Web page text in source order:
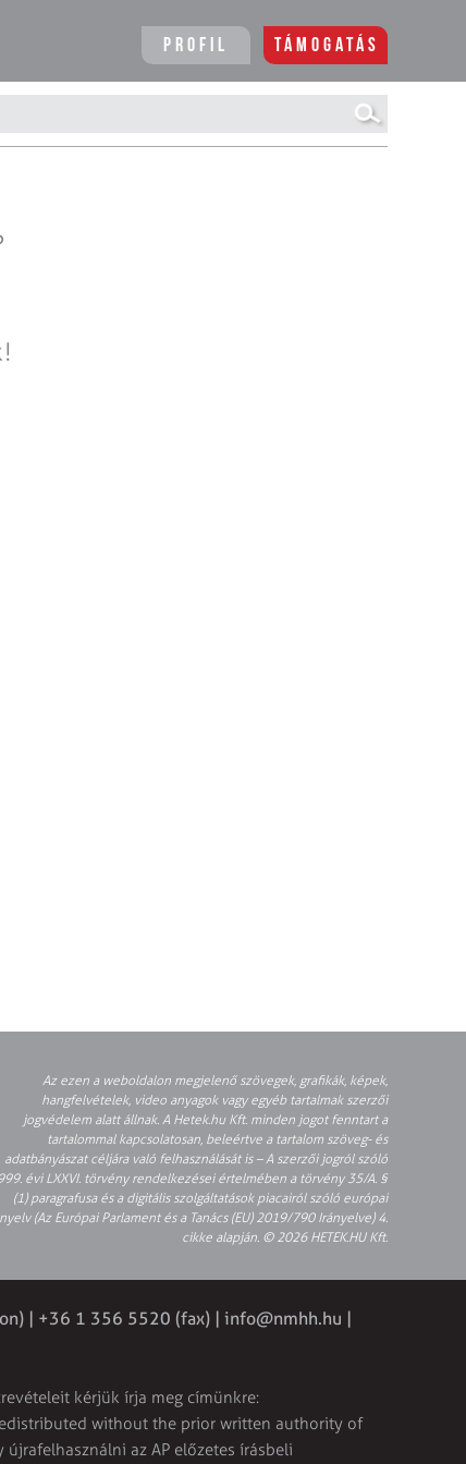
Profil Támogatás
Az ezen a weboldalon megjelenő szövegek, grafikák, képek,
hangfelvételek, video anyagok vagy egyéb tartalmak szerzői
jogvédelem alatt állnak. A Hetek.hu Kft. minden jogot fenntart a
tartalommal kapcsolatosan, beleértve a tartalom szöveg- és
adatbányászat céljára való felhasználását is – A szerzői jogról szóló
évi LXXVI. törvény rendelkezései értelmében a törvény 35/A. §
(1) paragrafusa és a digitális szolgáltatások piacairól szóló európai
(Az Európai Parlament és a Tanács (EU) 2019/790 Irányelve) 4.
cikke alapján. © 2026 HETEK.HU Kft.
| +36 1 356 5520 (fax) | info@nmhh.hu |
kérjük írja meg címünkre:
without the prior written authority of
az AP előzetes írásbeli